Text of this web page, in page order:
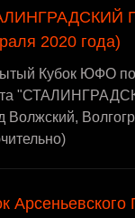
2020 года)
Кубок ЮФО
Волжский,